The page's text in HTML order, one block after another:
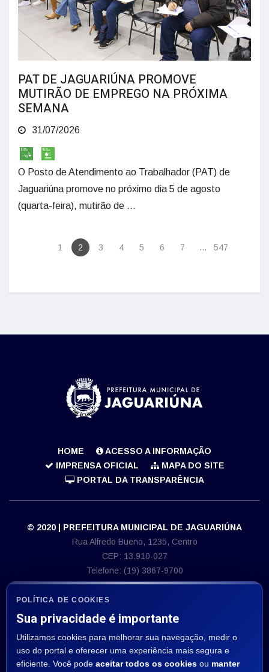
POLÍTICA DE COOKIES
Sua privacidade é importante
Utilizamos cookies para melhorar sua navegação, medir o
uso do portal e oferecer uma experiência mais segura e
eficiente. Você pode aceitar todos os cookies ou manter
PAT DE JAGUARIÚNA PROMOVE
MUTIRÃO DE EMPREGO NA PRÓXIMA
SEMANA
31/07/2026
O Posto de Atendimento ao Trabalhador (PAT) de
Jaguariúna promove no próximo dia 5 de agosto
(quarta-feira), mutirão de ...
1 2 3 4 5 6 7 ... 547
HOME
ACESSO A INFORMAÇÃO
IMPRENSA OFICIAL
MAPA DO SITE
PORTAL DA TRANSPARÊNCIA
© 2020 | PREFEITURA MUNICIPAL DE JAGUARIÚNA
Rua Alfredo Bueno, 1235, Centro
CEP: 13.910-027
Telefone: (19) 3867-9700
E-mail: imprensa@jaguariuna.sp.gov.br
CNPJ 46.410.866/0001-71
ASSESSORIA DE IMPRENSA
Departamento de Comunicação:
E-mail: imprensa@jaguariuna.sp.gov.br